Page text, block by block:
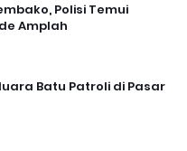
Polisi Temui
Amplah
Batu Patroli di Pasar